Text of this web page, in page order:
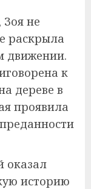
не
раскрыла
движении.
к
дереве в
проявила
оказал
историю